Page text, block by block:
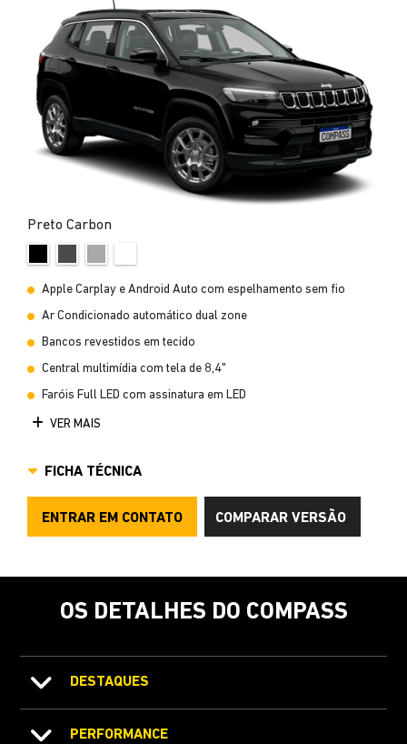
Preto Carbon
Apple Carplay e Android Auto com espelhamento sem fio
Ar Condicionado automático dual zone
Bancos revestidos em tecido
Central multimídia com tela de 8,4"
Faróis Full LED com assinatura em LED
VER MAIS
FICHA TÉCNICA
ENTRAR EM CONTATO COMPARAR VERSÃO
OS DETALHES DO COMPASS
DESTAQUES
PERFORMANCE